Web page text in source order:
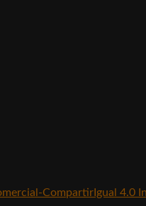
CompartirIgual 4.0